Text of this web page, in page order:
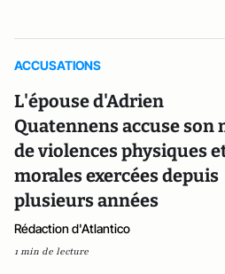
ACCUSATIONS
L'épouse d'Adrien
Quatennens accuse son
de violences physiques
morales exercées depuis
plusieurs années
Rédaction d'Atlantico
1 min de lecture